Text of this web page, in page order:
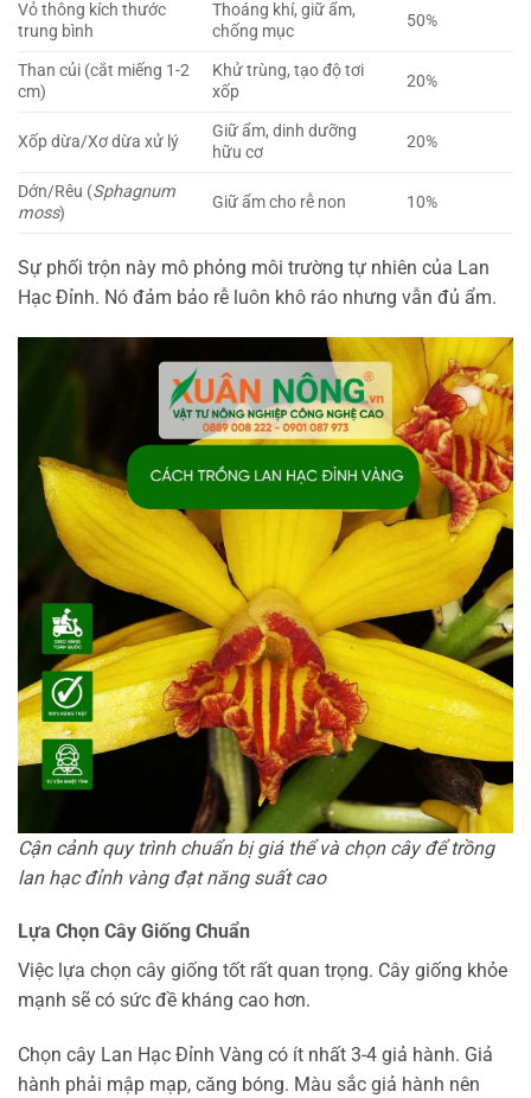
Vỏ thông kích thước
trung bình
Thoáng khí, giữ ẩm,
chống mục
50%
Than củi (cắt miếng 1-2
cm)
Khử trùng, tạo độ tơi
xốp
20%
Xốp dừa/Xơ dừa xử lý
Giữ ẩm, dinh dưỡng
hữu cơ
20%
Dớn/Rêu (Sphagnum
moss)
Giữ ẩm cho rễ non 10%
Sự phối trộn này mô phỏng môi trường tự nhiên của Lan
Hạc Đỉnh. Nó đảm bảo rễ luôn khô ráo nhưng vẫn đủ ẩm.
Cận cảnh quy trình chuẩn bị giá thể và chọn cây để trồng
lan hạc đỉnh vàng đạt năng suất cao
Lựa Chọn Cây Giống Chuẩn
Việc lựa chọn cây giống tốt rất quan trọng. Cây giống khỏe
mạnh sẽ có sức đề kháng cao hơn.
Chọn cây Lan Hạc Đỉnh Vàng có ít nhất 3-4 giả hành. Giả
hành phải mập mạp, căng bóng. Màu sắc giả hành nên